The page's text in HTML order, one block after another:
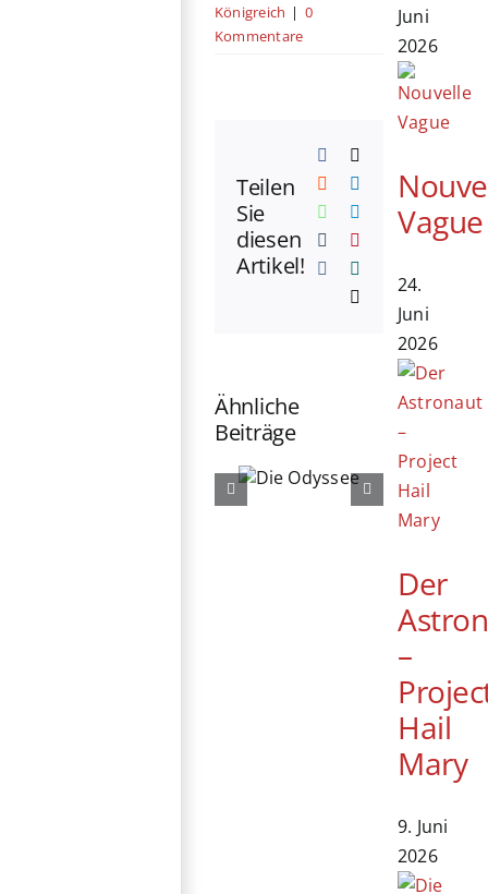
Königreich | 0
Kommentare
Teilen
Sie
diesen
Artikel!
Facebook
Reddit LinkedIn
WhatsApp
Telegram
TumblrPinterest
Ähnliche
Beiträge
Die
Ältern
Juni
2026
Vague
24.
Juni
2026
Der
–
Hail
Mary
9. Juni
2026